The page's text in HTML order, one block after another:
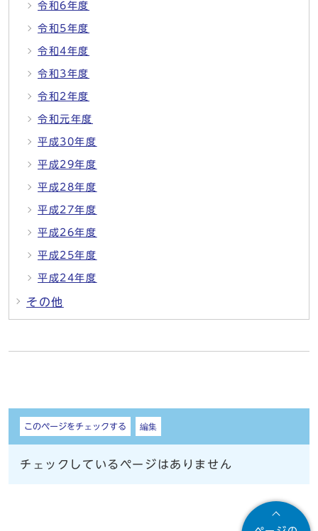
令和6年度
令和5年度
令和4年度
令和3年度
令和2年度
令和元年度
平成30年度
平成29年度
平成28年度
平成27年度
平成26年度
平成25年度
平成24年度
その他
しおり
このページをチェックする 編集
チェックしているページはありません